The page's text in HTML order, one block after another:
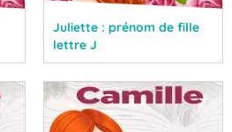
Juliette : prénom de fille
lettre J